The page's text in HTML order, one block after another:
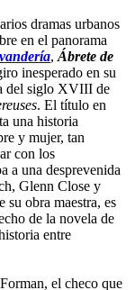
dramas urbanos
en el panorama
, Ábrete de
inesperado en su
del siglo XVIII de
. El título en
una historia
y mujer, tan
con los
a una desprevenida
Glenn Close y
su obra maestra, es
de la novela de
entre
el checo que